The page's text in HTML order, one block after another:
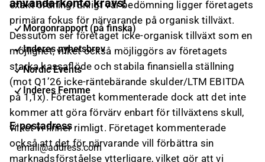
exakt ordning. Enligt vår bedömning ligger företagets
primära fokus för närvarande på organisk tillväxt.
Dessutom ser företaget icke-organisk tillväxt som en
möjlighet, vilket också möjliggörs av företagets
starka kassaflöde och stabila finansiella ställning
(mot Q1’26 icke-räntebärande skulder/LTM EBITDA
på 1,1x). Företaget kommenterade dock att det inte
kommer att göra förvärv enbart för tillväxtens skull,
vilket vi finner rimligt. Företaget kommenterade
också att det för närvarande vill förbättra sin
marknadsförståelse ytterligare, vilket gör att vi
användarkonto krävs!
Morgonrapport (på finska)
Inderes nyhetsbrev
Nordic Events
Inderes Femme
E-postadress